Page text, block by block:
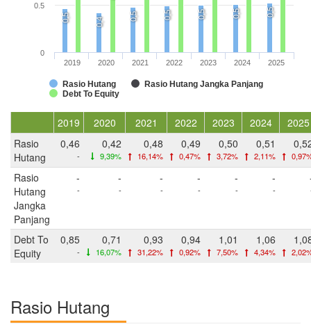
0,5 0,4
0,5 0,5 0,5 0,5 0,5
Rasio Hutang
Rasio Hutang Jangka Panjang
Debt To Equity
2019 2020 2021 2022 2023 2024 2025
0
0.5
2019 2020 2021 2022 2023 2024
2025
Rasio
Hutang
0,46
-
0,42
9,39%
0,48
16,14%
0,49
0,47%
0,50
3,72%
0,51
2,11%
Rasio
Hutang
Jangka
Panjang
-
-
-
-
-
-
-
-
-
-
-
-
Debt To
Equity
0,85
-
0,71
16,07%
0,93
31,22%
0,94
0,92%
1,01
7,50%
1,06
4,34%
Rasio Hutang